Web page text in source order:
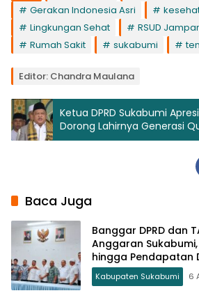
Gerakan Indonesia Asri
Lingkungan Sehat
RSUD
Rumah Sakit
sukabumi
Editor: Chandra Maulana
Ketua DPRD Sukabumi
Dorong Lahirnya Generasi
Baca Juga
Banggar DPRD dan
Anggaran
hingga Pendapatan
Kabupaten Sukabumi 6